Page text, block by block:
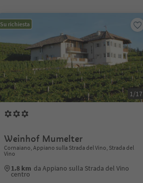
Su richiesta
1/17
Weinhof Mumelter
Cornaiano, Appiano sulla Strada del Vino, Strada del
Vino
1.8 km da Appiano sulla Strada del Vino
centro